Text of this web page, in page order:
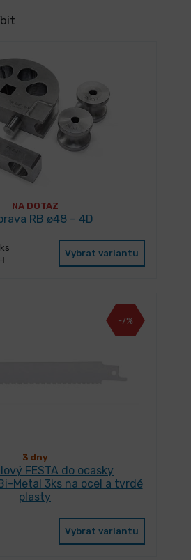
NA DOTAZ
RB ø48 – 4D
Vybrat variantu
-7%
3 dny
FESTA do ocasky
Metal 3ks na ocel a tvrdé
plasty
Vybrat variantu